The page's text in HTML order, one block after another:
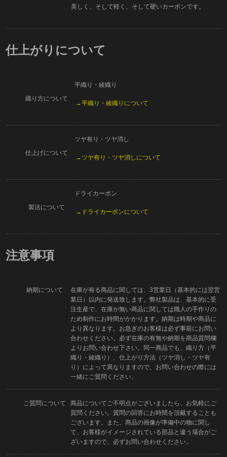
美しく、そして軽く、そして硬いカーボンです。
仕上がりについて
織り方について
平織り・綾織り
→平織り・綾織りについて
仕上げについて
ツヤ有り・ツヤ消し
→ツヤ有り・ツヤ消しについて
製法について
ドライカーボン
→ドライカーボンについて
注意事項
納期について
在庫が有る商品に関しては、3営業日（基本的には翌営
業日）以内に発送致します。弊社製品は、基本的に受
注生産で、在庫が無い商品に関しては職人の手作りの
ため制作にお時間がかかります。納期は時期や商品に
より異なります。お急ぎのお客様は必ず事前にお問い
合わせください。必ず在庫の有無や納期を商品質問欄
よりお問い合わせ下さい。同一商品でも、織り方（平
織り・綾織り）、仕上がり方法（ツヤ消し・ツヤ有
り）によって異なりますので、お問い合わせの際には
一緒にご質問ください。
ご質問について
商品についてご不明点がございましたら、お気軽にご
質問ください。質問の回答にお時間を頂戴することも
ございます。また、商品の画像が準備中の物に関し
て、お客様がイメージされている部品と違う場合がご
ざいますので、必ずお問い合わせください。